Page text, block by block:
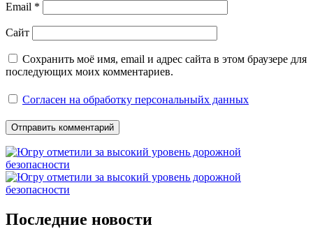
Email *
Сайт
Сохранить моё имя, email и адрес сайта в этом браузере для
последующих моих комментариев.
Согласен на обработку персональныйх данных
Последние новости